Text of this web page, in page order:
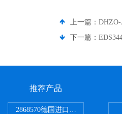
上一篇：
下一篇：
推荐产品
2868570德国进口菲尼克斯电源